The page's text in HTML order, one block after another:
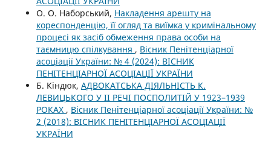
О. О. Наборський, Накладення арешту на
кореспонденцію, її огляд та виїмка у кримінальному
процесі як засіб обмеження права особи на
таємницю спілкування , Вісник Пенітенціарної
асоціації України: № 4 (2024): ВІСНИК
ПЕНІТЕНЦІАРНОЇ АСОЦІАЦІЇ УКРАЇНИ
Б. Кіндюк, АДВОКАТСЬКА ДІЯЛЬНІСТЬ К.
ЛЕВИЦЬКОГО У ІІ РЕЧІ ПОСПОЛИТІЙ У 1923–1939
РОКАХ , Вісник Пенітенціарної асоціації України: №
2 (2018): ВІСНИК ПЕНІТЕНЦІАРНОЇ АСОЦІАЦІЇ
УКРАЇНИ